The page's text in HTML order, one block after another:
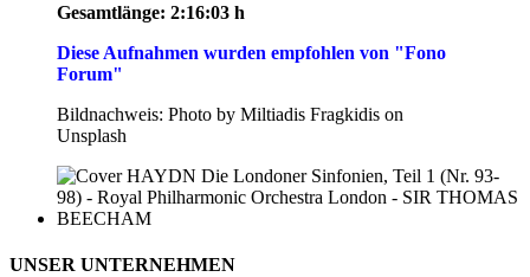
Gesamtlänge: 2:16:03 h
Diese Aufnahmen wurden empfohlen von "Fono
Forum"
Bildnachweis: Photo by Miltiadis Fragkidis on
Unsplash
UNSER UNTERNEHMEN